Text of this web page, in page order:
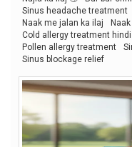
Sinus headache treatment
Naak me jalan ka ilaj
Cold allergy treatment hindi
Pollen allergy treatment
Sinus blockage relief